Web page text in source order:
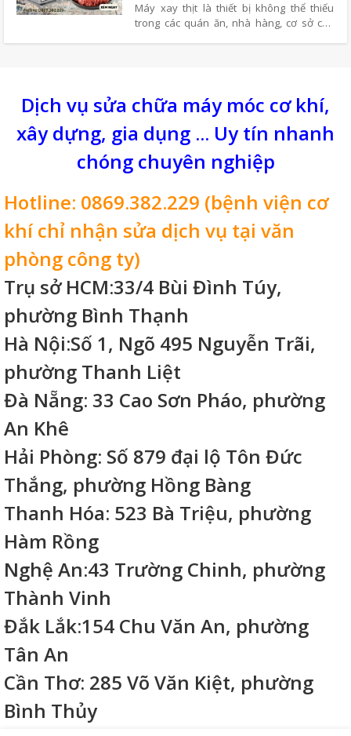
Máy xay thịt là thiết bị không thể thiếu
trong các quán ăn, nhà hàng, cơ sở chế
thì việc máy gặp lỗi là điều không thể tránh
khỏi. Vậy lamg thế nào để khắc phục lỗi thì
benhvienmaycokhi.vn xin mời bạn xem
bài viết dưới đây nhé!
Dịch vụ sửa chữa máy móc cơ khí,
xây dựng, gia dụng ... Uy tín nhanh
chóng chuyên nghiệp
Hotline: 0869.382.229 (bệnh viện cơ
khí chỉ nhận sửa dịch vụ tại văn
phòng công ty)
Trụ sở HCM:33/4 Bùi Đình Túy,
phường Bình Thạnh
Hà Nội:Số 1, Ngõ 495 Nguyễn Trãi,
phường Thanh Liệt
Đà Nẵng: 33 Cao Sơn Pháo, phường
An Khê
Hải Phòng: Số 879 đại lộ Tôn Đức
Thắng, phường Hồng Bàng
Thanh Hóa: 523 Bà Triệu, phường
Hàm Rồng
Nghệ An:43 Trường Chinh, phường
Thành Vinh
Đắk Lắk:154 Chu Văn An, phường
Tân An
Cần Thơ: 285 Võ Văn Kiệt, phường
Bình Thủy